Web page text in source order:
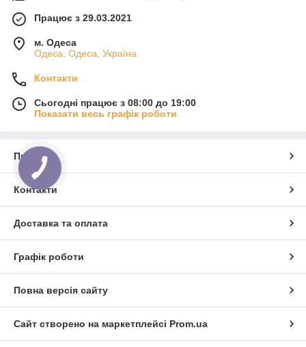
Працює з 29.03.2021
м. Одеса
Одеса, Одеса, Україна
Контакти
Сьогодні працює з 08:00 до 19:00
Показати весь графік роботи
Про нас
Контакти
Доставка та оплата
Графік роботи
Повна версія сайту
Сайт створено на маркетплейсі Prom.ua